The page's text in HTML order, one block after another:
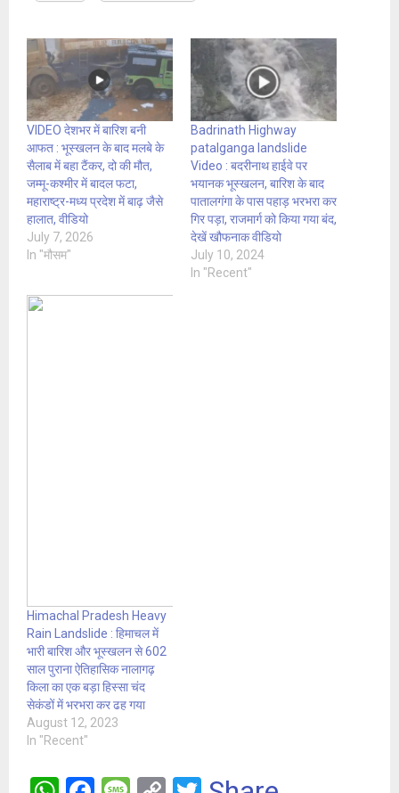
VIDEO देशभर में बारिश बनी
आफत : भूस्खलन के बाद मलबे के
सैलाब में बहा टैंकर, दो की मौत,
जम्मू-कश्मीर में बादल फटा,
महाराष्ट्र-मध्य प्रदेश में बाढ़ जैसे
हालात, वीडियो
July 7, 2026
In "मौसम"
Badrinath Highway
patalganga landslide
Video : बदरीनाथ हाईवे पर
भयानक भूस्खलन, बारिश के बाद
पातालगंगा के पास पहाड़ भरभरा कर
गिर पड़ा, राजमार्ग को किया गया बंद,
देखें खौफनाक वीडियो
July 10, 2024
In "Recent"
Himachal Pradesh Heavy
Rain Landslide : हिमाचल में
भारी बारिश और भूस्खलन से 602
साल पुराना ऐतिहासिक नालागढ़
किला का एक बड़ा हिस्सा चंद
सेकंडों में भरभरा कर ढह गया
August 12, 2023
In "Recent"